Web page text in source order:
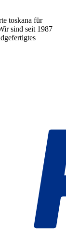
toskana für
sind seit 1987